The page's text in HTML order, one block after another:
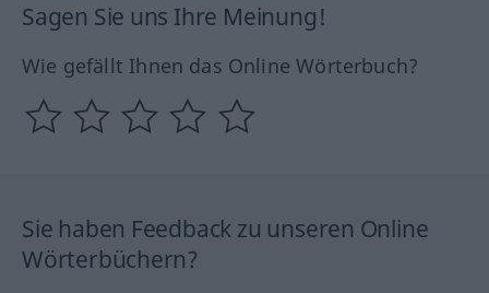
Sagen Sie uns Ihre Meinung!
Wie gefällt Ihnen das Online Wörterbuch?
Sie haben Feedback zu unseren Online
Wörterbüchern?